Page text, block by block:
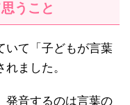
うこと
いて「子どもが言葉
ました。
発音するのは言葉の